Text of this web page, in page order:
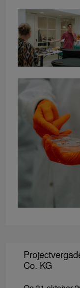
Co. KG